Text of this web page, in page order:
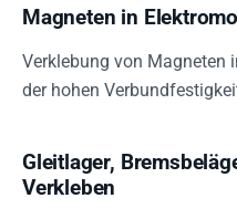
Magneten in
Verklebung von Magneten
der hohen
Gleitlager,
Verkleben